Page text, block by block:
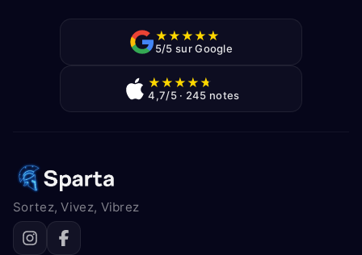
★★★★★
5/5 sur Google
★★★★★
4,7/5 · 245 notes
Sortez, Vivez, Vibrez